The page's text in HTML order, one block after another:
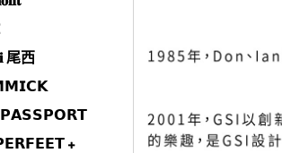
尾西
𝗣𝗔𝗦𝗦𝗣𝗢𝗥𝗧